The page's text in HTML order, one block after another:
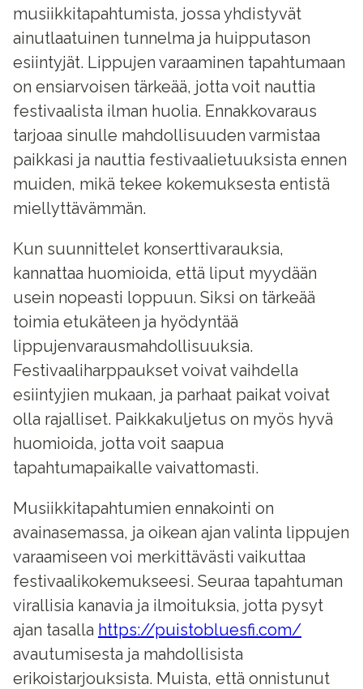
musiikkitapahtumista, jossa yhdistyvät
ainutlaatuinen tunnelma ja huipputason
esiintyjät. Lippujen varaaminen tapahtumaan
on ensiarvoisen tärkeää, jotta voit nauttia
festivaalista ilman huolia. Ennakkovaraus
tarjoaa sinulle mahdollisuuden varmistaa
paikkasi ja nauttia festivaalietuuksista ennen
muiden, mikä tekee kokemuksesta entistä
miellyttävämmän.
Kun suunnittelet konserttivarauksia,
kannattaa huomioida, että liput myydään
usein nopeasti loppuun. Siksi on tärkeää
toimia etukäteen ja hyödyntää
lippujenvarausmahdollisuuksia.
Festivaaliharppaukset voivat vaihdella
esiintyjien mukaan, ja parhaat paikat voivat
olla rajalliset. Paikkakuljetus on myös hyvä
huomioida, jotta voit saapua
tapahtumapaikalle vaivattomasti.
Musiikkitapahtumien ennakointi on
avainasemassa, ja oikean ajan valinta lippujen
varaamiseen voi merkittävästi vaikuttaa
festivaalikokemukseesi. Seuraa tapahtuman
virallisia kanavia ja ilmoituksia, jotta pysyt
ajan tasalla https://puistobluesfi.com/
avautumisesta ja mahdollisista
erikoistarjouksista. Muista, että onnistunut